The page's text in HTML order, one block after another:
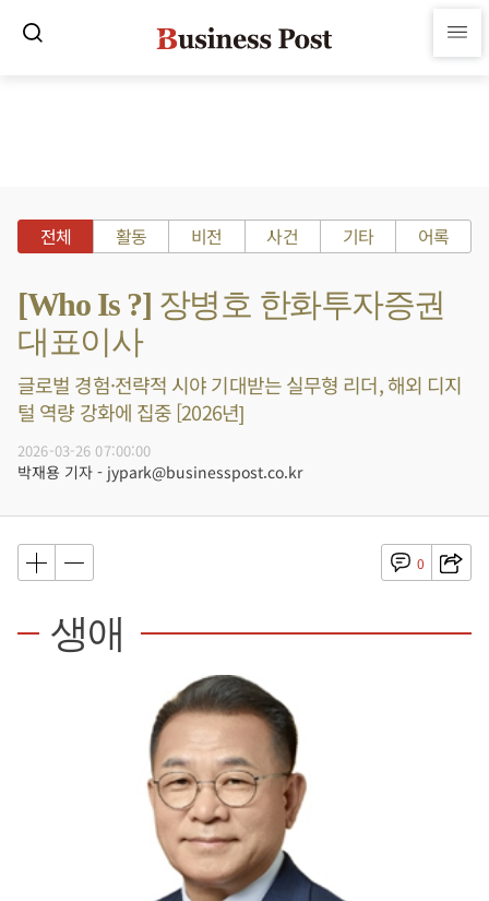
전체 활동 비전 사건 기타 어록
[Who Is ?] 장병호 한화투자증권
대표이사
글로벌 경험·전략적 시야 기대받는 실무형 리더, 해외 디지
털 역량 강화에 집중 [2026년]
2026-03-26 07:00:00
박재용 기자 - jypark@businesspost.co.kr
0
생애